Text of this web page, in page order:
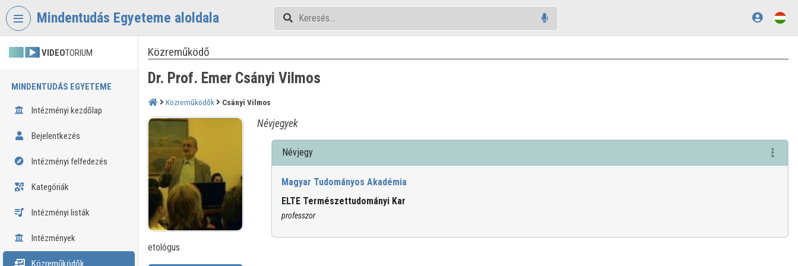
Fejléc kihagyása
Mindentudás Egyeteme aloldala
VIDEOTORIUM
MINDENTUDÁS EGYETEME
Intézményi kezdőlap
Bejelentkezés
Intézményi felfedezés
Kategóriák
Intézményi listák
Intézmények
Közreműködők
Közreműködő
Dr. Prof. Emer Csányi Vilmos
Közreműködők Csányi Vilmos
etológus
Névjegyek
Névjegy
Magyar Tudományos Akadémia
ELTE Természettudományi Kar
professzor